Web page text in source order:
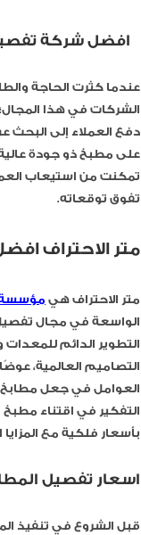
افضل شركة
عندما كثرت الحاجة
الشركات في هذا
دفع العملاء إلى
على مطبخ ذو جودة
تمكنت من استيعاب
تفوق توقعاته.
متر الاحتراف
متر الاحتراف هي مؤسسة
الواسعة في مجال
التطوير الدائم
التصاميم العالمية،
العوامل في جعل مطابخ
التفكير في اقتناء
بأسعار فلكية مع
اسعار تفصيل
قبل الشروع في تنفيذ